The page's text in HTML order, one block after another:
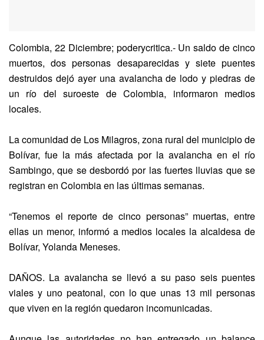
Colombia, 22 Diciembre; poderycritica.- Un saldo de cinco
muertos, dos personas desaparecidas y siete puentes
destruidos dejó ayer una avalancha de lodo y piedras de
un río del suroeste de Colombia, informaron medios
locales.
La comunidad de Los Milagros, zona rural del municipio de
Bolívar, fue la más afectada por la avalancha en el río
Sambingo, que se desbordó por las fuertes lluvias que se
registran en Colombia en las últimas semanas.
“Tenemos el reporte de cinco personas” muertas, entre
ellas un menor, informó a medios locales la alcaldesa de
Bolívar, Yolanda Meneses.
DAÑOS. La avalancha se llevó a su paso seis puentes
viales y uno peatonal, con lo que unas 13 mil personas
que viven en la región quedaron incomunicadas.